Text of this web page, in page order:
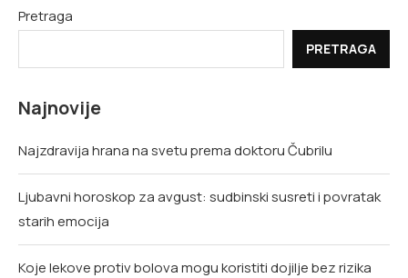
Pretraga
PRETRAGA
Najnovije
Najzdravija hrana na svetu prema doktoru Čubrilu
Ljubavni horoskop za avgust: sudbinski susreti i povratak
starih emocija
Koje lekove protiv bolova mogu koristiti dojilje bez rizika